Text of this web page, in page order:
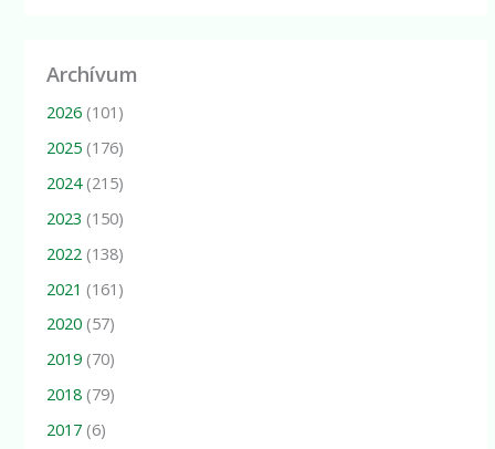
Archívum
2026 (101)
2025 (176)
2024(215)
2023 (150)
2022 (138)
2021 (161)
2020 (57)
2019 (70)
2018 (79)
2017 (6)